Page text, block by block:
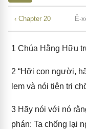
‹ Chapter 20 Ê-
1 Chúa Hằng Hữu
2 “Hỡi con người,
lem và nói tiên tri
3 Hãy nói với nó
phán: Ta chống lại